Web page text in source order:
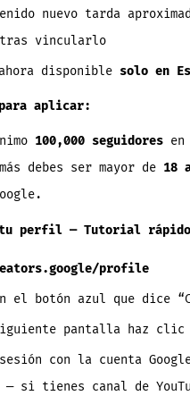
nuevo tarda
vincularlo
disponiblesolo en
aplicar:
100,000 seguidores en
debes ser mayor de 18
tu perfil — Tutorial
profile
el botón azul que dice
pantalla haz clic
con la cuenta
— si tienes canal de